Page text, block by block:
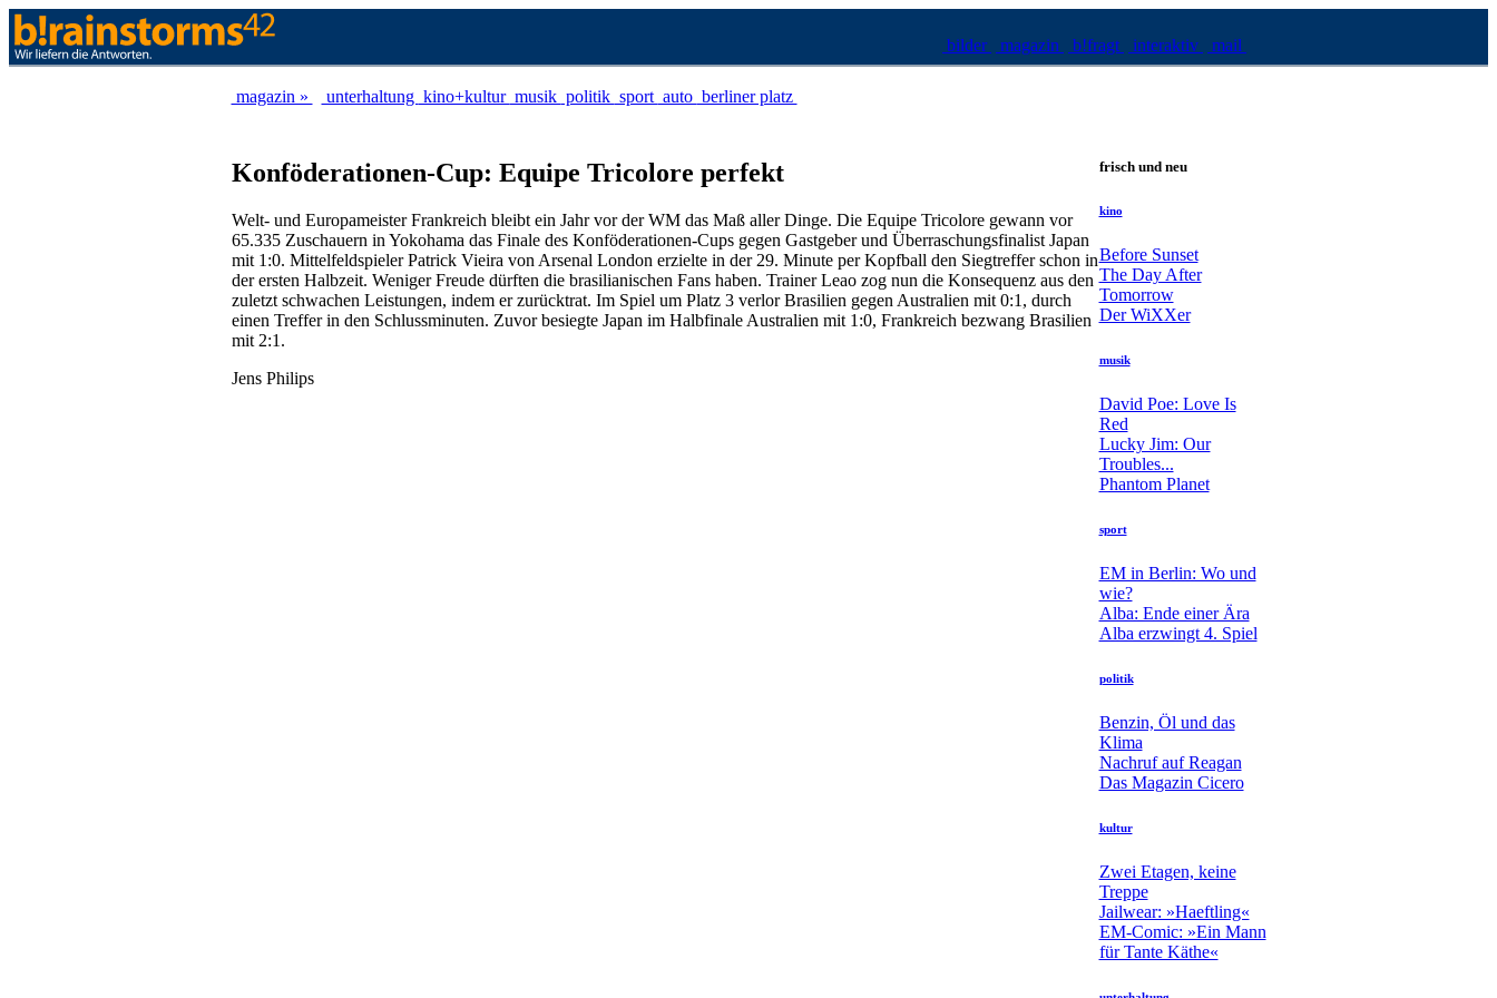
bilder magazin b!fragt interaktiv mail
magazin » unterhaltung kino+kultur musik politik sport auto berliner platz
Konföderationen-Cup: Equipe Tricolore perfekt
Welt- und Europameister Frankreich bleibt ein Jahr vor der WM das Maß aller Dinge. Die Equipe Tricolore gewann vor
65.335 Zuschauern in Yokohama das Finale des Konföderationen-Cups gegen Gastgeber und Überraschungsfinalist Japan
mit 1:0. Mittelfeldspieler Patrick Vieira von Arsenal London erzielte in der 29. Minute per Kopfball den Siegtreffer schon in
der ersten Halbzeit. Weniger Freude dürften die brasilianischen Fans haben. Trainer Leao zog nun die Konsequenz aus den
zuletzt schwachen Leistungen, indem er zurücktrat. Im Spiel um Platz 3 verlor Brasilien gegen Australien mit 0:1, durch
einen Treffer in den Schlussminuten. Zuvor besiegte Japan im Halbfinale Australien mit 1:0, Frankreich bezwang Brasilien
mit 2:1.
Jens Philips
frisch und neu
kino
Before Sunset
The Day After
Tomorrow
Der WiXXer
musik
David Poe: Love Is
Red
Lucky Jim: Our
Troubles...
Phantom Planet
sport
EM in Berlin: Wo und
wie?
Alba: Ende einer Ära
Alba erzwingt 4. Spiel
politik
Benzin, Öl und das
Klima
Nachruf auf Reagan
Das Magazin Cicero
kultur
Zwei Etagen, keine
Treppe
Jailwear: »Haeftling«
EM-Comic: »Ein Mann
für Tante Käthe«